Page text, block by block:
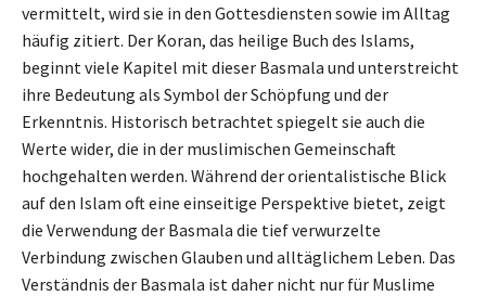
vermittelt, wird sie in den Gottesdiensten sowie im Alltag
häufig zitiert. Der Koran, das heilige Buch des Islams,
beginnt viele Kapitel mit dieser Basmala und unterstreicht
ihre Bedeutung als Symbol der Schöpfung und der
Erkenntnis. Historisch betrachtet spiegelt sie auch die
Werte wider, die in der muslimischen Gemeinschaft
hochgehalten werden. Während der orientalistische Blick
auf den Islam oft eine einseitige Perspektive bietet, zeigt
die Verwendung der Basmala die tief verwurzelte
Verbindung zwischen Glauben und alltäglichem Leben. Das
Verständnis der Basmala ist daher nicht nur für Muslime